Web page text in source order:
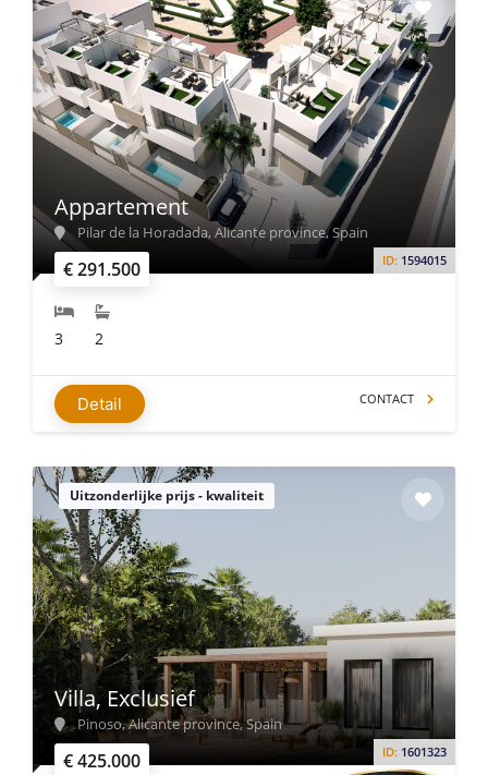
€ 291.500 ID: 1594015
Appartement
Pilar de la Horadada, Alicante province, Spain
3 2
Detail CONTACT
Uitzonderlijke prijs - kwaliteit
€ 425.000 ID: 1601323
Villa, Exclusief
Pinoso, Alicante province, Spain